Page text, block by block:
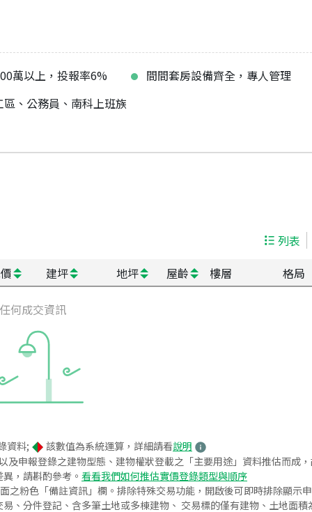
萬以上，投報率6%
間間套房設備齊全，專人管理
、公務員、南科上班族
列表
建坪 地坪 屋齡 樓層 格局
何成交資訊
資料; 該數值為系統運算，詳細請看說明
申報登錄之建物型態、建物權狀登載之「主要用途」資料推估而成
，請斟酌參考。 看看我們如何推估實價登錄類型與順序
粉色「備註資訊」欄。排除特殊交易功能，開啟後可即時排除顯示
、分件登記、含多筆土地或多棟建物、 交易標的僅有建物、土地面積